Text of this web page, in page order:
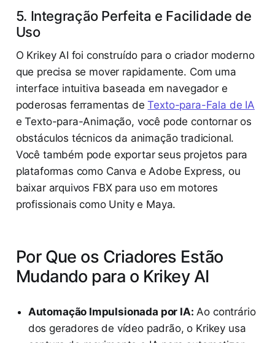
5. Integração Perfeita e Facilidade de
Uso
O Krikey AI foi construído para o criador moderno
que precisa se mover rapidamente. Com uma
interface intuitiva baseada em navegador e
poderosas ferramentas deTexto-para-Fala de IA
e Texto-para-Animação, você pode contornar os
obstáculos técnicos da animação tradicional.
Você também pode exportar seus projetos para
plataformas como Canva e Adobe Express, ou
baixar arquivos FBX para uso em motores
profissionais como Unity e Maya.
Por Que os Criadores Estão
Mudando para o Krikey AI
Automação Impulsionada por IA: Ao contrário
dos geradores de vídeo padrão, o Krikey usa